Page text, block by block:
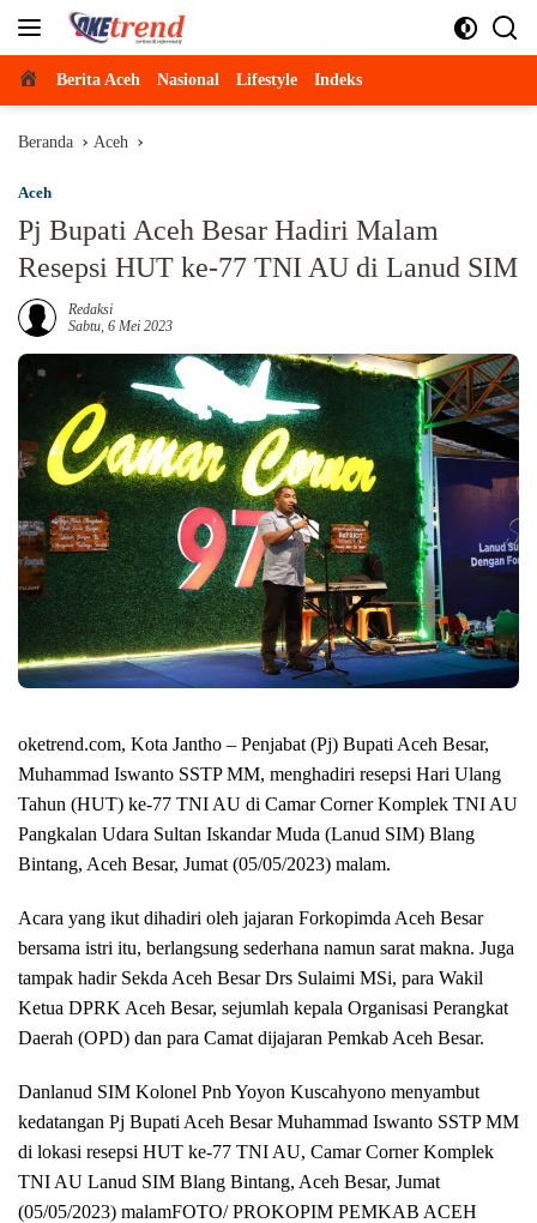
Beranda
Berita Aceh Nasional Lifestyle Indeks
Beranda Aceh
Aceh
Pj Bupati Aceh Besar Hadiri Malam
Resepsi HUT ke-77 TNI AU di Lanud SIM
Redaksi
Sabtu, 6 Mei 2023
oketrend.com, Kota Jantho – Penjabat (Pj) Bupati Aceh Besar,
Muhammad Iswanto SSTP MM, menghadiri resepsi Hari Ulang
Tahun (HUT) ke-77 TNI AU di Camar Corner Komplek TNI AU
Pangkalan Udara Sultan Iskandar Muda (Lanud SIM) Blang
Bintang, Aceh Besar, Jumat (05/05/2023) malam.
Acara yang ikut dihadiri oleh jajaran Forkopimda Aceh Besar
bersama istri itu, berlangsung sederhana namun sarat makna. Juga
tampak hadir Sekda Aceh Besar Drs Sulaimi MSi, para Wakil
Ketua DPRK Aceh Besar, sejumlah kepala Organisasi Perangkat
Daerah (OPD) dan para Camat dijajaran Pemkab Aceh Besar.
Danlanud SIM Kolonel Pnb Yoyon Kuscahyono menyambut
kedatangan Pj Bupati Aceh Besar Muhammad Iswanto SSTP MM
di lokasi resepsi HUT ke-77 TNI AU, Camar Corner Komplek
TNI AU Lanud SIM Blang Bintang, Aceh Besar, Jumat
(05/05/2023) malamFOTO/ PROKOPIM PEMKAB ACEH